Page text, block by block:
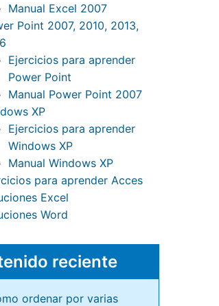
Manual Excel 2007
Point 2007, 2010, 2013,
Ejercicios para aprender
Power Point
Manual Power Point 2007
XP
Ejercicios para aprender
Windows XP
Manual Windows XP
para aprender Acces
Excel
Word
reciente
ordenar por varias